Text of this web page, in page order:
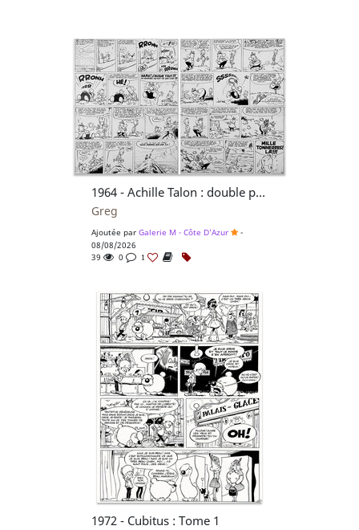
1964 - Achille Talon : double planche avec Morris
Greg
Ajoutée par Galerie M - Côte D'Azur
-
08/08/2026
39
0 1
1972 - Cubitus : Tome 1